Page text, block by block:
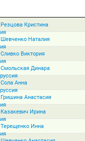
Резцова Кристина
Шевченко Наталия
Сливко Виктория
Смольская Динара
Сола Анна
Гришина Анастасия
Казакевич Ирина
Терещенко Инна